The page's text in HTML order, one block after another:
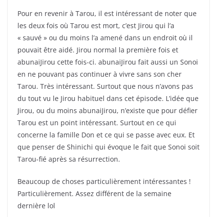
Pour en revenir à Tarou, il est intéressant de noter que
les deux fois où Tarou est mort, c’est Jirou qui l’a
« sauvé » ou du moins l’a amené dans un endroit où il
pouvait être aidé. Jirou normal la première fois et
abunaiJirou cette fois-ci. abunaiJirou fait aussi un Sonoi
en ne pouvant pas continuer à vivre sans son cher
Tarou. Très intéressant. Surtout que nous n’avons pas
du tout vu le Jirou habituel dans cet épisode. L’idée que
Jirou, ou du moins abunaiJirou, n’existe que pour défier
Tarou est un point intéressant. Surtout en ce qui
concerne la famille Don et ce qui se passe avec eux. Et
que penser de Shinichi qui évoque le fait que Sonoi soit
Tarou-fié après sa résurrection.
Beaucoup de choses particulièrement intéressantes !
Particulièrement. Assez différent de la semaine
dernière lol